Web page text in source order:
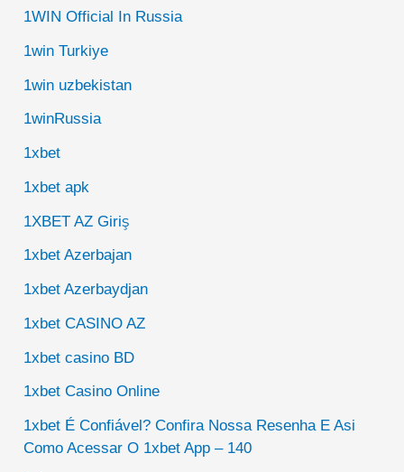
1WIN Official In Russia
1win Turkiye
1win uzbekistan
1winRussia
1xbet
1xbet apk
1XBET AZ Giriş
1xbet Azerbajan
1xbet Azerbaydjan
1xbet CASINO AZ
1xbet casino BD
1xbet Casino Online
1xbet É Confiável? Confira Nossa Resenha E Asi
Como Acessar O 1xbet App – 140